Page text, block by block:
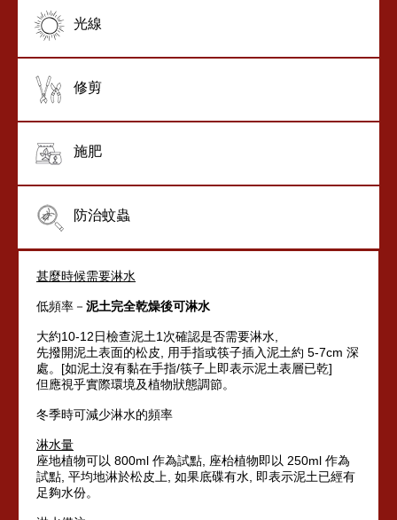
光線
修剪
施肥
防治蚊蟲
甚麼時候需要淋水
低頻率－ 泥土完全乾燥後可淋水
大約10-12日檢查泥土1次確認是否需要淋水,
先撥開泥土表面的松皮, 用手指或筷子插入泥土約 5-7cm 深
處。[如泥土沒有黏在手指/筷子上即表示泥土表層已乾]
但應視乎實際環境及植物狀態調節。
冬季時可減少淋水的頻率
淋水量
座地植物可以 800ml 作為試點, 座枱植物即以 250ml 作為
試點, 平均地淋於松皮上, 如果底碟有水, 即表示泥土已經有
足夠水份。